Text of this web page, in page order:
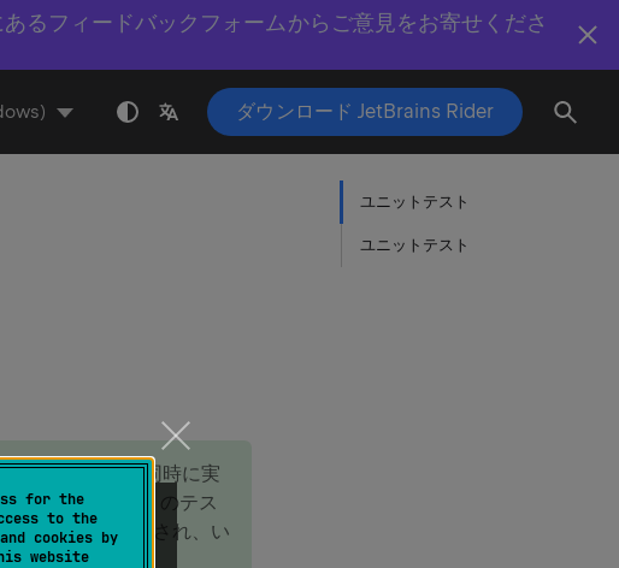
for the
to the
cookies by
website
るフィードバックフォームからご意見をお寄せくださ
ダウンロード JetBrains Rider
トを 2 つ以上同時に実
せんが、同じ ID のテス
ードとして表示され、い
ユニットテスト
ユニットテスト